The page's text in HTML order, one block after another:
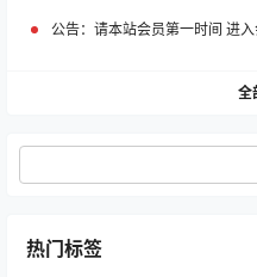
公告： 请本站会员第一时间 进入
全
热门标签